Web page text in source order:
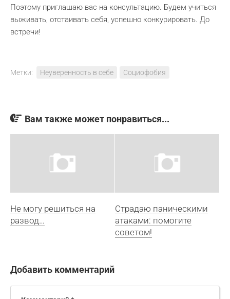
Поэтому приглашаю вас на консультацию. Будем учиться
выживать, отстаивать себя, успешно конкурировать. До
встречи!
Метки: Неуверенность в себе Социофобия
Вам также может понравиться...
Не могу решиться на
развод…
Страдаю паническими
атаками: помогите
советом!
Добавить комментарий